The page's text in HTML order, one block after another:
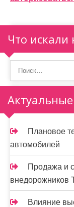
я
п
о
з
а
п
и
с
я
м
Что искали
Актуальные
Плановое
автомобилей
Продажа и
внедорожников
Влияние